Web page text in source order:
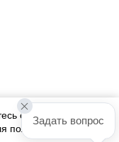
с тем, что мы
полноценного
Задать вопрос